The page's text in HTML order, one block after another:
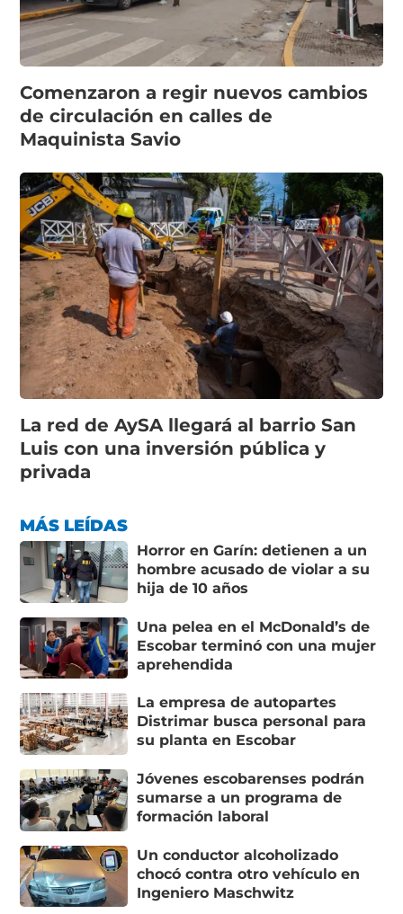
Comenzaron a regir nuevos cambios
de circulación en calles de
Maquinista Savio
La red de AySA llegará al barrio San
Luis con una inversión pública y
privada
MÁS LEÍDAS
Horror en Garín: detienen a un
hombre acusado de violar a su
hija de 10 años
Una pelea en el McDonald’s de
Escobar terminó con una mujer
aprehendida
La empresa de autopartes
Distrimar busca personal para
su planta en Escobar
Jóvenes escobarenses podrán
sumarse a un programa de
formación laboral
Un conductor alcoholizado
chocó contra otro vehículo en
Ingeniero Maschwitz